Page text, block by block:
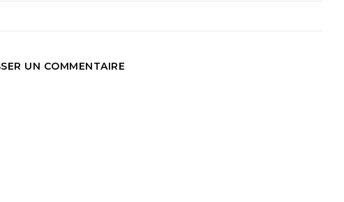
UN COMMENTAIRE